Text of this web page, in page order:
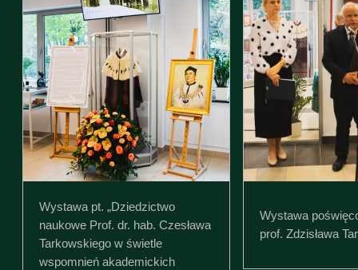
Wystawa pt. „Dziedzictwo
naukowe Prof. dr. hab. Czesława
Tarkowskiego w świetle
wspomnień akademickich
Wystawa
prof. Zdzisława